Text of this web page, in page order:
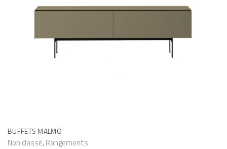
BUFFETS MALMÖ
Non classé,Rangements